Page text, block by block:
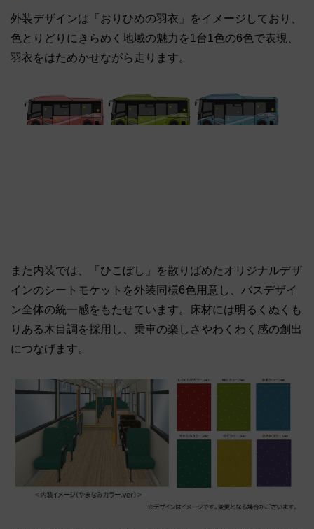
外装デザインは「おりひめの羽衣」をイメージしており、
色とりどりにきらめく地域の魅力を1台1色の6色で表現、
羽衣をはためかせながら走ります。
また内装では、「ひこぼし」を散りばめたオリジナルデザ
インのシートモケットを外装同様6色用意し、バスデザイ
ン全体の統一感をもたせています。床材には明るくぬくも
りある木目調を採用し、乗車の楽しさやわくわく感の創出
につなげます。